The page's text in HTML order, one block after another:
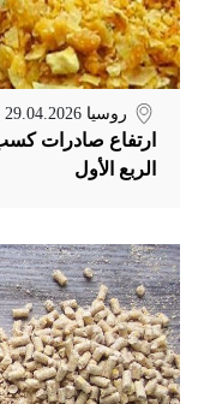
روسيا 29.04.2026
الربع الأول